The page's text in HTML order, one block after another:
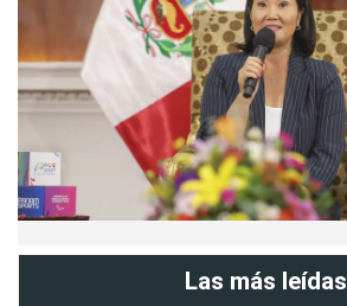
Las más leídas